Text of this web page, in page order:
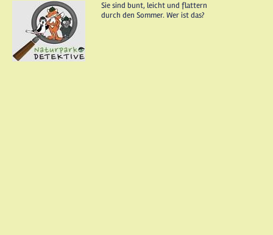
Sie sind bunt, leicht und flattern
durch den Sommer. Wer ist das?